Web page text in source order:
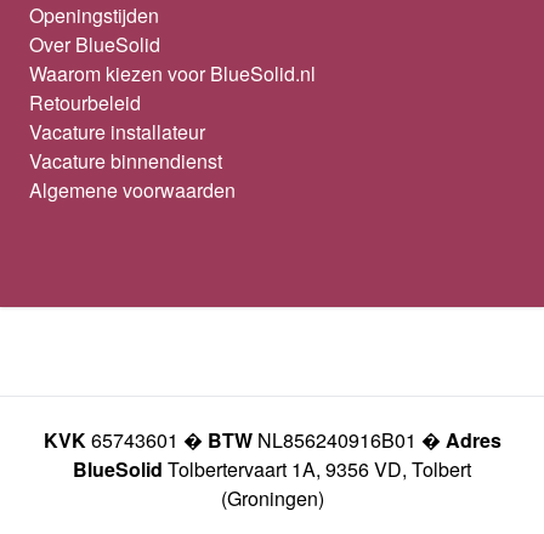
Openingstijden
Over BlueSolid
Waarom kiezen voor BlueSolid.nl
Retourbeleid
Vacature installateur
Vacature binnendienst
Algemene voorwaarden
KVK65743601 � BTWNL856240916B01 � Adres
BlueSolid Tolbertervaart 1A, 9356 VD, Tolbert
(Groningen)